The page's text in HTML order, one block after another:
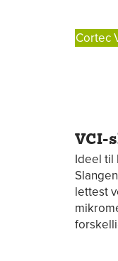
Cortec
VCI-
Ideel til
lettest